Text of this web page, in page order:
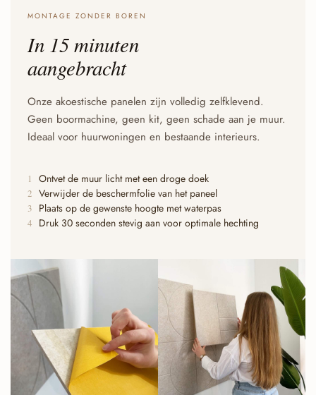
MONTAGE ZONDER BOREN
In 15 minuten
aangebracht
Onze akoestische panelen zijn volledig zelfklevend.
Geen boormachine, geen kit, geen schade aan je muur.
Ideaal voor huurwoningen en bestaande interieurs.
1 Ontvet de muur licht met een droge doek
2 Verwijder de beschermfolie van het paneel
3 Plaats op de gewenste hoogte met waterpas
4 Druk 30 seconden stevig aan voor optimale hechting